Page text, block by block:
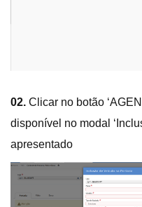
02. Clicar no botão
disponível no modal
apresentado